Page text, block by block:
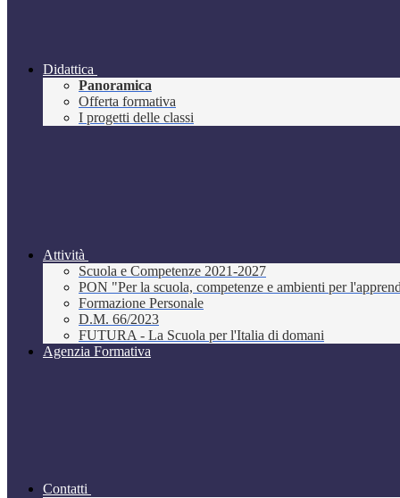
Didattica
Panoramica
Offerta formativa
I progetti delle classi
Attività
Scuola e Competenze 2021-2027
PON "Per la scuola, competenze e ambienti per
Formazione Personale
D.M. 66/2023
FUTURA - La Scuola per l'Italia di domani
Agenzia Formativa
Contatti